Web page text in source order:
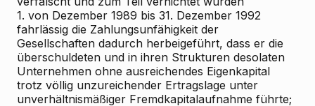
1. von Dezember 1989 bis 31. Dezember 1992
fahrlässig die Zahlungsunfähigkeit der
Gesellschaften dadurch herbeigeführt, dass er die
überschuldeten und in ihren Strukturen desolaten
Unternehmen ohne ausreichendes Eigenkapital
trotz völlig unzureichender Ertragslage unter
unverhältnismäßiger Fremdkapitalaufnahme führte;